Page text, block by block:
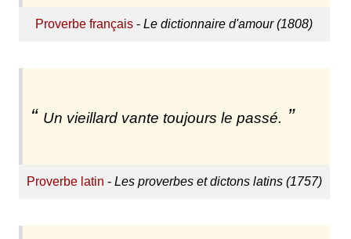
Proverbe français -Le dictionnaire d'amour (1808)
Un vieillard vante toujours le passé.
Proverbe latin - Les proverbes et dictons latins (1757)